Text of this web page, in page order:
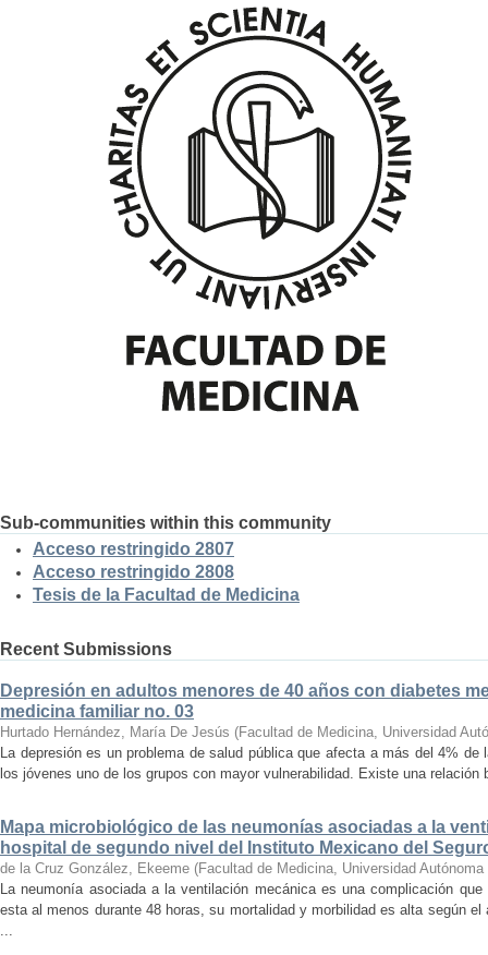
Sub-communities within this community
Acceso restringido 2807
Acceso restringido 2808
Tesis de la Facultad de Medicina
Recent Submissions
Depresión en adultos menores de 40 años con diabetes
medicina familiar no. 03
Hurtado Hernández, María De Jesús (Facultad de Medicina, Universidad
La depresión es un problema de salud pública que afecta a más del 4%
los jóvenes uno de los grupos con mayor vulnerabilidad. Existe una
Mapa microbiológico de las neumonías asociadas a la
hospital de segundo nivel del Instituto Mexicano del
de la Cruz González, Ekeeme (Facultad de Medicina, Universidad
La neumonía asociada a la ventilación mecánica es una complicación
esta al menos durante 48 horas, su mortalidad y morbilidad es alta según
...